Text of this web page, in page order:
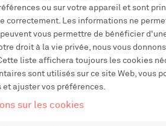
Movetia, entrez
de passe ci-dessous.
ou sur votre appareil et sont
correctement. Les informations ne
vous permettre de bénéficier
droit à la vie privée, nous vous
liste affichera toujours les cookies
sont utilisés sur ce site Web, vous
et ajuster vos préférences.
sur les cookies